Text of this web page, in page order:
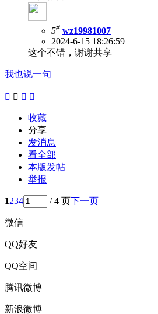
5# wz19981007
2024-6-15 18:26:59
这个不错，谢谢共享
我也说一句
   
收藏
分享
发消息
看全部
本版发帖
举报
1234 / 4 页下一页
微信
QQ好友
QQ空间
腾讯微博
新浪微博